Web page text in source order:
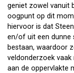
geniet zowel vanuit
oogpunt op dit
hiervoor is dat
en/of uit een dunne
bestaan, waardoor
veldonderzoek
aan de oppervlakte